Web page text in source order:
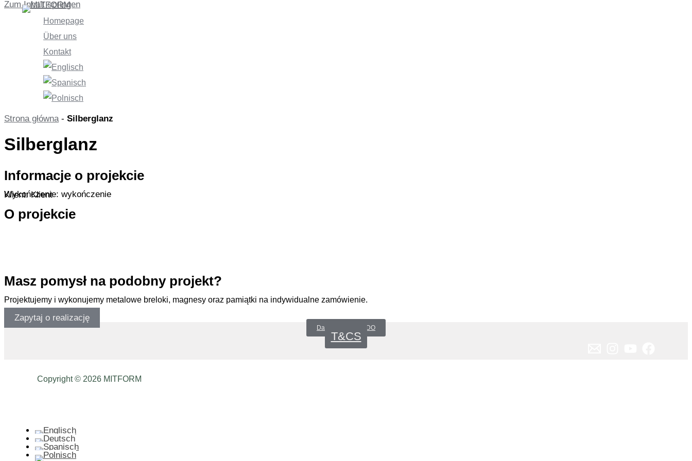
Zum Inhalt springen
Homepage
Über uns
Kontakt
Strona główna- Silberglanz
Silberglanz
Informacje o projekcie
Wykończenie: wykończenie
Klient: Klient
O projekcie
Masz pomysł na podobny projekt?
Projektujemy i wykonujemy metalowe breloki, magnesy oraz pamiątki na indywidualne zamówienie.
Zapytaj o realizację
Datenschutz _RODO
T&CS
Copyright © 2026 MITFORM